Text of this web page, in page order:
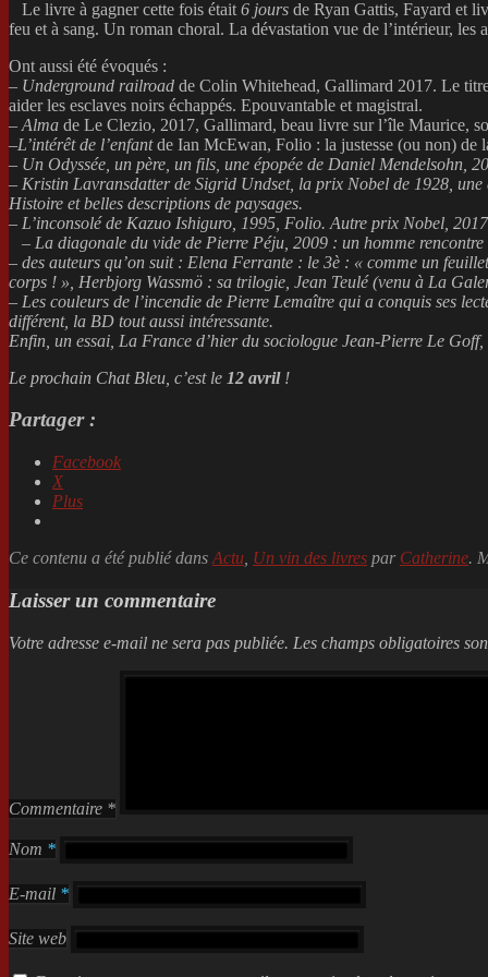
Le livre à gagner cette fois était 6 jours de Ryan Gattis, Fayard et
feu et à sang. Un roman choral. La dévastation vue de l’intérieur, les
Ont aussi été évoqués :
– Underground railroad de Colin Whitehead, Gallimard 2017. Le
aider les esclaves noirs échappés. Epouvantable et magistral.
– Alma de Le Clezio, 2017, Gallimard, beau livre sur l’île Maurice,
–L’intérêt de l’enfantde Ian McEwan, Folio : la justesse (ou non) de
– Un Odyssée, un père, un fils, une épopée de Daniel Mendelsohn,
– Kristin Lavransdatterde Sigrid Undset, la prix Nobel de 1928, une
Histoire et belles descriptions de paysages.
– L’inconsoléde Kazuo Ishiguro, 1995, Folio. Autre prix Nobel,
– La diagonale du vide de Pierre Péju, 2009 : un homme
– des auteurs qu’on suit : Elena Ferrante : le 3è : « comme un
corps ! », Herbjorg Wassmö : sa trilogie, Jean Teulé (venu à La
– Les couleurs de l’incendie de Pierre Lemaître qui a conquis ses
différent, la BD tout aussi intéressante.
Enfin, un essai, La France d’hierdu sociologue Jean-Pierre Le Goff,
Le prochain Chat Bleu, c’est le 12 avril!
Partager :
Facebook
X
Plus
Ce contenu a été publié dans Actu Un vin des livres par Catherine.
Laisser un commentaire
Votre adresse e-mail ne sera pas publiée. Les champs obligatoires
Commentaire *
Nom *
E-mail *
Site web